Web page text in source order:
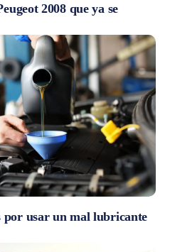
2008 que ya se
por usar un mal lubricante